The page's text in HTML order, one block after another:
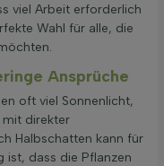
viel Arbeit erforderlich
Wahl für alle, die
Ansprüche
oft viel Sonnenlicht,
mit direkter
Halbschatten kann für
ist, dass die Pflanzen